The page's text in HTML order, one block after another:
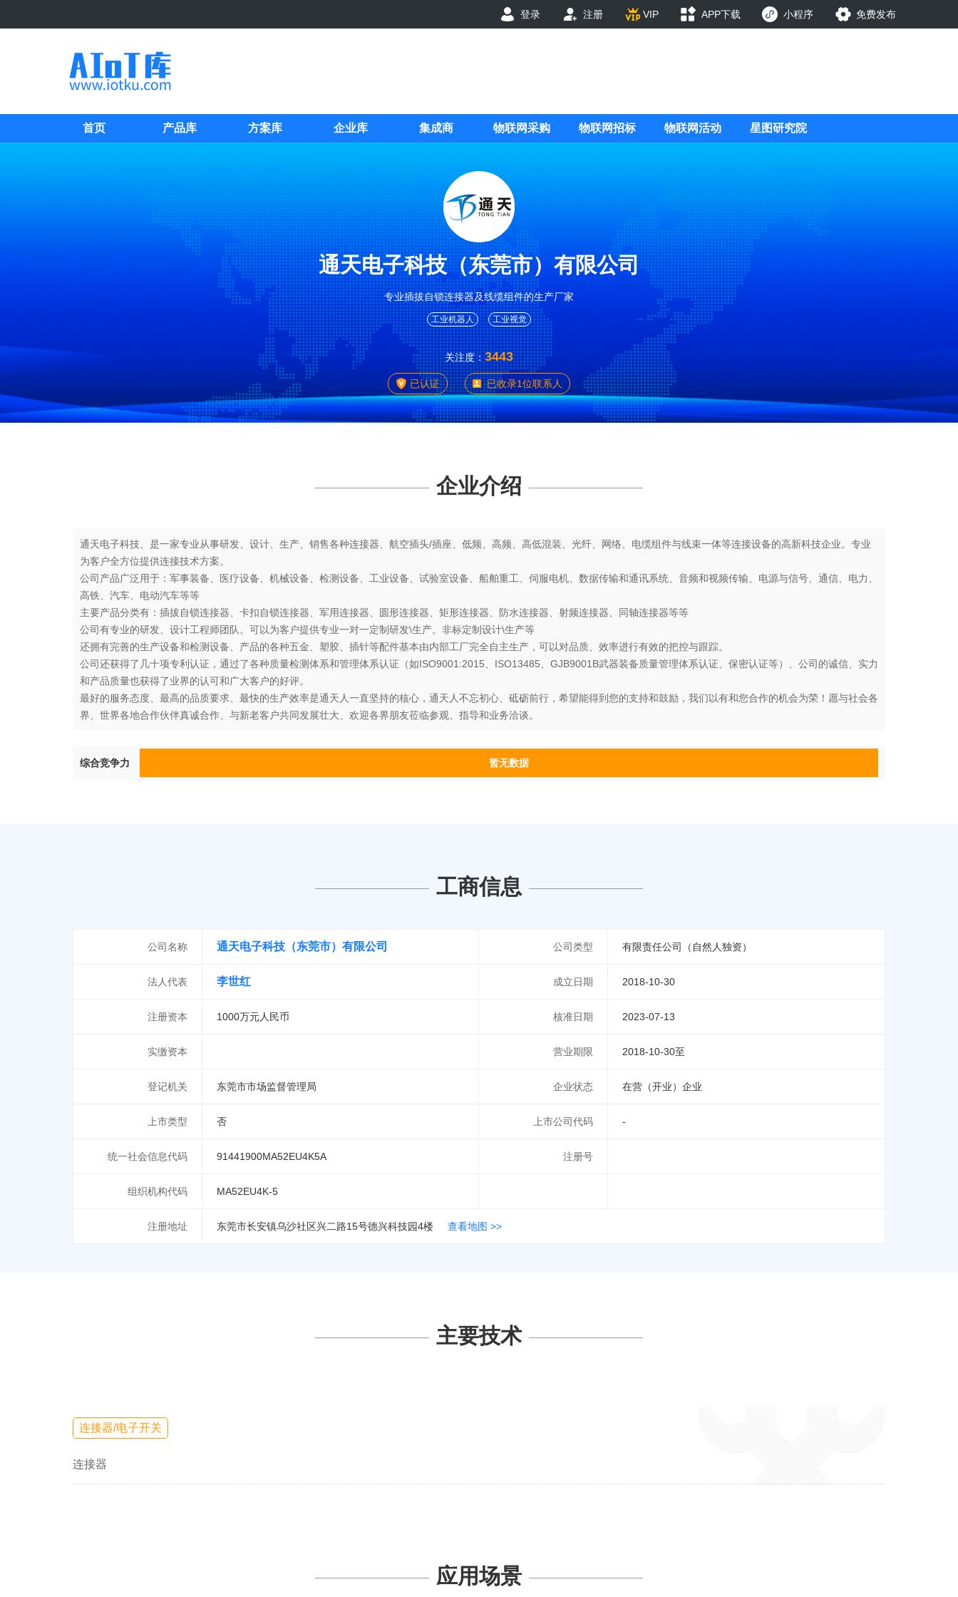
登录 注册 VIP APP下载 小程序 免费发布
首页 产品库 方案库 企业库 集成商 物联网采购 物联网招标 物联网活动 星图研究院
通天电子科技（东莞市）有限公司
专业插拔自锁连接器及线缆组件的生产厂家
工业机器人 工业视觉
关注度：3443
已认证 已收录1位联系人
企业介绍
通天电子科技、是一家专业从事研发、设计、生产、销售各种连接器、航空插头/插座、低频、高频、高低混装、光纤、网络、电缆组件与线束一体等连接设备的高新科技企业。专业
为客户全方位提供连接技术方案。
公司产品广泛用于：军事装备、医疗设备、机械设备、检测设备、工业设备、试验室设备、船舶重工、伺服电机、数据传输和通讯系统、音频和视频传输、电源与信号、通信、电力、
高铁、汽车、电动汽车等等
主要产品分类有：插拔自锁连接器、卡扣自锁连接器、军用连接器、圆形连接器、矩形连接器、防水连接器、射频连接器、同轴连接器等等
公司有专业的研发、设计工程师团队。可以为客户提供专业一对一定制研发\生产。非标定制设计\生产等
还拥有完善的生产设备和检测设备、产品的各种五金、塑胶、插针等配件基本由内部工厂完全自主生产，可以对品质、效率进行有效的把控与跟踪。
公司还获得了几十项专利认证，通过了各种质量检测体系和管理体系认证（如ISO9001:2015、ISO13485、GJB9001B武器装备质量管理体系认证、保密认证等）、公司的诚信、实力
和产品质量也获得了业界的认可和广大客户的好评。
最好的服务态度、最高的品质要求、最快的生产效率是通天人一直坚持的核心，通天人不忘初心、砥砺前行，希望能得到您的支持和鼓励，我们以有和您合作的机会为荣！愿与社会各
界、世界各地合作伙伴真诚合作、与新老客户共同发展壮大、欢迎各界朋友莅临参观、指导和业务洽谈。
综合竞争力 暂无数据
工商信息
公司名称 通天电子科技（东莞市）有限公司 公司类型 有限责任公司（自然人独资）
法人代表 李世红 成立日期 2018-10-30
注册资本 1000万元人民币 核准日期 2023-07-13
实缴资本 营业期限 2018-10-30至
登记机关 东莞市市场监督管理局 企业状态 在营（开业）企业
上市类型 否 上市公司代码 -
统一社会信息代码 91441900MA52EU4K5A 注册号
组织机构代码 MA52EU4K-5
注册地址 东莞市长安镇乌沙社区兴二路15号德兴科技园4楼 查看地图 >>
主要技术
连接器/电子开关
连接器
应用场景